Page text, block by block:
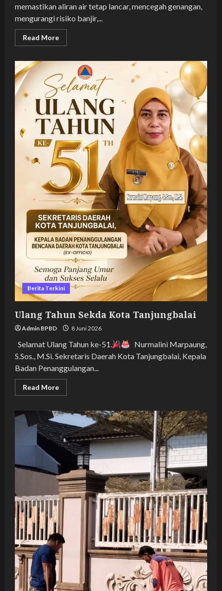
memastikan aliran air tetap lancar, mencegah genangan,
mengurangi risiko banjir,...
Read MoreRead
more
Drainase
Berita Terkini
Ulang Tahun Sekda Kota Tanjungbalai
Admin BPBD 8 Juni 2026
Selamat Ulang Tahun ke-51.
Nurmalini Marpaung,
S.Sos., M.Si. Sekretaris Daerah Kota Tanjungbalai, Kepala
Badan Penanggulangan...
Read MoreRead
more
Tahun
Sekda
Kota
Tanjungbalai